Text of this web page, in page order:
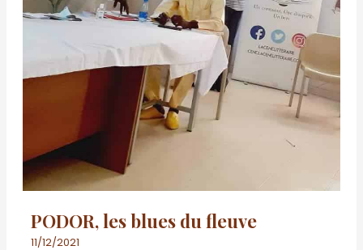
PODOR, les blues du fleuve
11/12/2021